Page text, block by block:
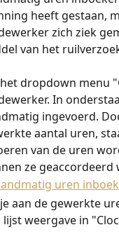
heeft gestaan,
zich ziek
van het
dropdown menu
In
ingevoerd.
aantal uren,
van de uren
ze geaccordeerd
aan de gewerkte
lijst weergave in